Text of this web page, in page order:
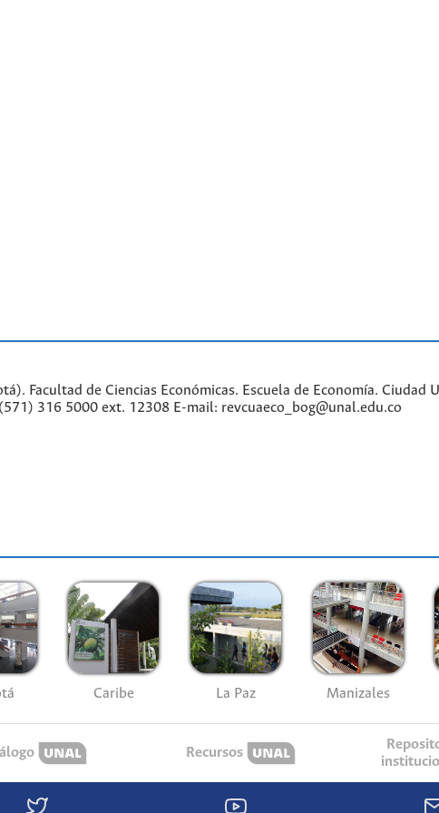
Facultad de Ciencias Económicas. Escuela de Economía. Ciudad
316 5000 ext. 12308 E-mail: revcuaeco_bog@unal.edu.co
Caribe La Paz Manizales
Recursos